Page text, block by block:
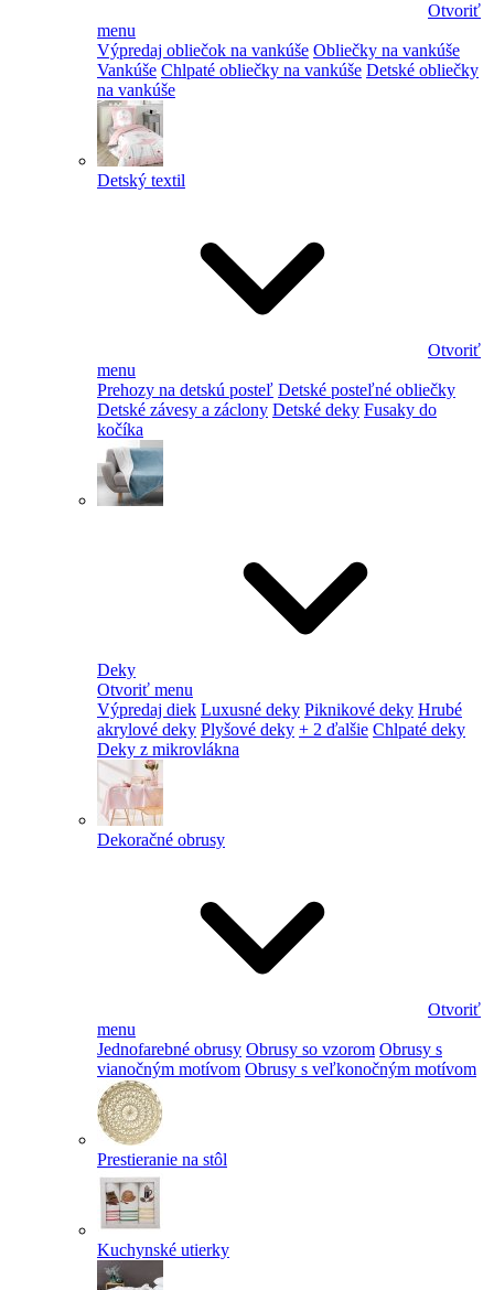
Otvoriť
menu
Výpredaj obliečok na vankúše Obliečky na vankúše
Vankúše Chlpaté obliečky na vankúše Detské obliečky
na vankúše
Detský textil
Otvoriť
menu
Prehozy na detskú posteľ Detské posteľné obliečky
Detské závesy a záclony Detské deky Fusaky do
kočíka
Deky
Otvoriť menu
Výpredaj diek Luxusné deky Piknikové deky Hrubé
akrylové deky Plyšové deky + 2 ďalšie Chlpaté deky
Deky z mikrovlákna
Dekoračné obrusy
Otvoriť
menu
Jednofarebné obrusy Obrusy so vzorom Obrusy s
vianočným motívom Obrusy s veľkonočným motívom
Prestieranie na stôl
Kuchynské utierky